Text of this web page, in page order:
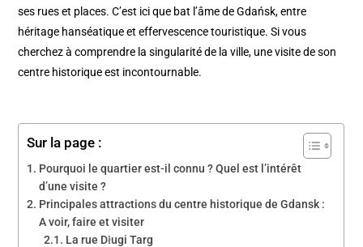
ses rues et places. C’est ici que bat l’âme de Gdańsk, entre
héritage hanséatique et effervescence touristique. Si vous
cherchez à comprendre la singularité de la ville, une visite de son
centre historique est incontournable.
Sur la page :
Pourquoi le quartier est-il connu ? Quel est l’intérêt
d’une visite ?
Principales attractions du centre historique de Gdansk :
A voir, faire et visiter
La rue Długi Targ